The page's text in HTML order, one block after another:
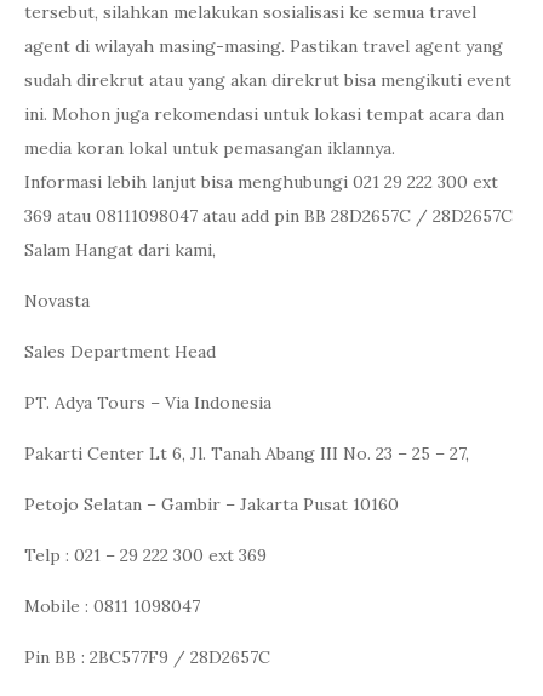
tersebut, silahkan melakukan sosialisasi ke semua travel
agent di wilayah masing-masing. Pastikan travel agent yang
sudah direkrut atau yang akan direkrut bisa mengikuti event
ini. Mohon juga rekomendasi untuk lokasi tempat acara dan
media koran lokal untuk pemasangan iklannya.
Informasi lebih lanjut bisa menghubungi 021 29 222 300 ext
369 atau 08111098047 atau add pin BB 28D2657C / 28D2657C
Salam Hangat dari kami,
Novasta
Sales Department Head
PT. Adya Tours – Via Indonesia
Pakarti Center Lt 6, Jl. Tanah Abang III No. 23 – 25 – 27,
Petojo Selatan – Gambir – Jakarta Pusat 10160
Telp : 021 – 29 222 300 ext 369
Mobile : 0811 1098047
Pin BB : 2BC577F9 / 28D2657C